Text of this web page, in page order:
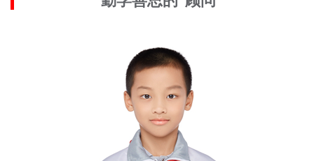
未成年人思想道德建设
北京宣传文化引导基金